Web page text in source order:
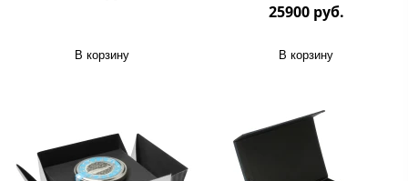
В корзину
25900 руб.
В корзину